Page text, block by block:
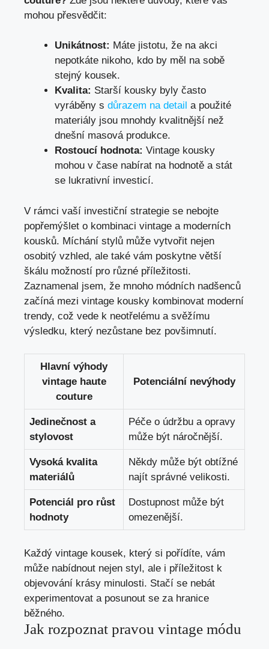
mohou přesvědčit:
Unikátnost: Máte jistotu, že na akci
nepotkáte nikoho, kdo by měl na ‌sobě
stejný kousek.
Kvalita: Starší kousky byly⁢ často
vyráběny s důrazem na detail a použité
materiály ⁣jsou mnohdy kvalitnější než
dnešní masová produkce.
Rostoucí hodnota: Vintage kousky
mohou v čase nabírat na hodnotě a stát
se ⁢lukrativní investicí.
V rámci vaší investiční strategie ​se nebojte
⁤popřemýšlet‌ o kombinaci vintage a⁤ moderních
kousků. Míchání stylů může vytvořit ⁣nejen
osobitý‌ vzhled, ale také vám poskytne větší
škálu možností pro různé příležitosti.
Zaznamenal jsem, že mnoho ​módních⁢ nadšenců
začíná mezi vintage ⁢kousky kombinovat moderní
trendy, což vede k neotřelému a svěžímu
výsledku, který ⁤nezůstane bez⁢ povšimnutí.
Hlavní výhody
vintage haute
couture
Potenciální nevýhody
Jedinečnost a
stylovost
Péče⁤ o údržbu a ⁣opravy
může být náročnější.
Vysoká⁢ kvalita
materiálů
Někdy‍ může být ​obtížné
najít správné velikosti.
Potenciál‌ pro růst
hodnoty
Dostupnost může být
omezenější.
Každý vintage kousek, který ​si pořídíte, vám
může nabídnout nejen styl, ale i příležitost k
objevování⁢ krásy minulosti. Stačí se nebát
experimentovat a posunout se za hranice
‍běžného.
Jak rozpoznat pravou vintage módu